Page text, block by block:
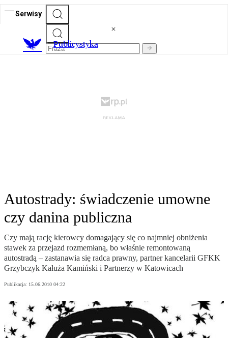
Serwisy
Publicystyka
Autostrady: świadczenie umowne
czy danina publiczna
Czy mają rację kierowcy domagający się co najmniej obniżenia
stawek za przejazd rozmemłaną, bo właśnie remontowaną
autostradą – zastanawia się radca prawny, partner kancelarii GFKK
Grzybczyk Kałuża Kamiński i Partnerzy w Katowicach
Publikacja: 15.06.2010 04:22